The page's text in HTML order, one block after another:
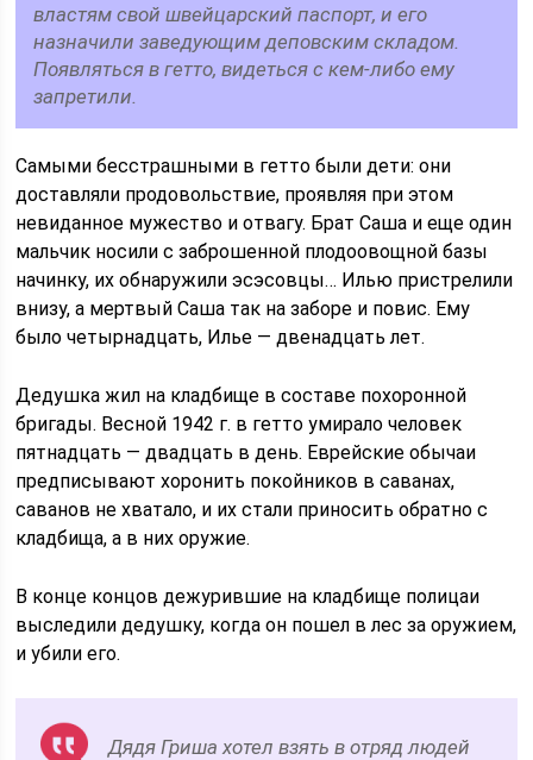
властям свой швейцарский паспорт, и его
назначили заведующим деповским складом.
Появляться в гетто, видеться с кем-либо ему
запретили.
Самыми бесстрашными в гетто были дети: они
доставляли продовольствие, проявляя при этом
невиданное мужество и отвагу. Брат Саша и еще один
мальчик носили с заброшенной плодоовощной базы
начинку, их обнаружили эсэсовцы… Илью пристрелили
внизу, а мертвый Саша так на заборе и повис. Ему
было четырнадцать, Илье — двенадцать лет.
Дедушка жил на кладбище в составе похоронной
бригады. Весной 1942 г. в гетто умирало человек
пятнадцать — двадцать в день. Еврейские обычаи
предписывают хоронить покойников в саванах,
саванов не хватало, и их стали приносить обратно с
кладбища, а в них оружие.
В конце концов дежурившие на кладбище полицаи
выследили дедушку, когда он пошел в лес за оружием,
и убили его.
Дядя Гриша хотел взять в отряд людей